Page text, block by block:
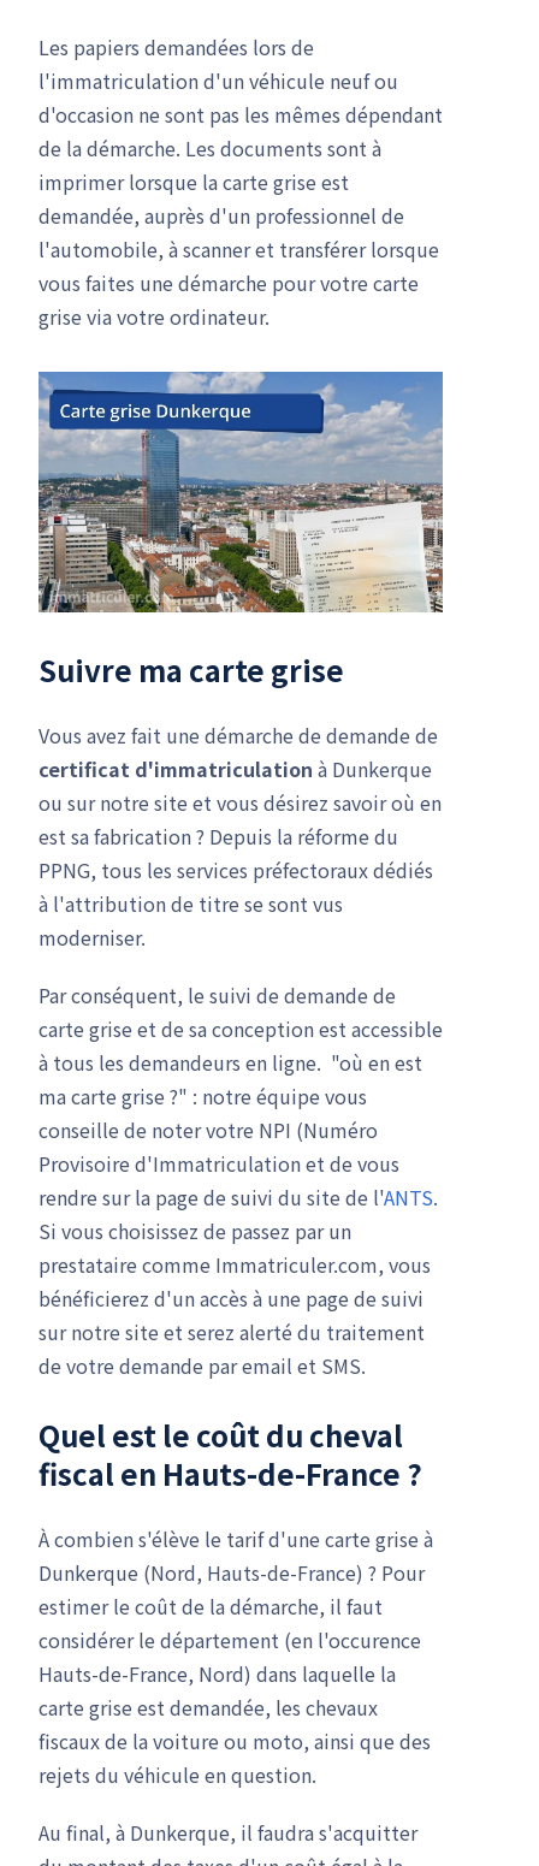
Les papiers demandées lors de
l'immatriculation d'un véhicule neuf ou
d'occasion ne sont pas les mêmes dépendant
de la démarche. Les documents sont à
imprimer lorsque la carte grise est
demandée, auprès d'un professionnel de
l'automobile, à scanner et transférer lorsque
vous faites une démarche pour votre carte
grise via votre ordinateur.
Suivre ma carte grise
Vous avez fait une démarche de demande de
certificat d'immatriculation à Dunkerque
ou sur notre site et vous désirez savoir où en
est sa fabrication ? Depuis la réforme du
PPNG, tous les services préfectoraux dédiés
à l'attribution de titre se sont vus
moderniser.
Par conséquent, le suivi de demande de
carte grise et de sa conception est accessible
à tous les demandeurs en ligne. "où en est
ma carte grise ?" : notre équipe vous
conseille de noter votre NPI (Numéro
Provisoire d'Immatriculation et de vous
rendre sur la page de suivi du site de l'ANTS.
Si vous choisissez de passez par un
prestataire comme Immatriculer.com, vous
bénéficierez d'un accès à une page de suivi
sur notre site et serez alerté du traitement
de votre demande par email et SMS.
Quel est le coût du cheval
fiscal en Hauts-de-France ?
À combien s'élève le tarif d'une carte grise à
Dunkerque (Nord, Hauts-de-France) ? Pour
estimer le coût de la démarche, il faut
considérer le département (en l'occurence
Hauts-de-France, Nord) dans laquelle la
carte grise est demandée, les chevaux
fiscaux de la voiture ou moto, ainsi que des
rejets du véhicule en question.
Au final, à Dunkerque, il faudra s'acquitter